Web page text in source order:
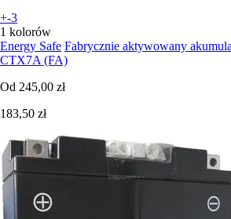
+-3
1 kolorów
Energy Safe Fabrycznie aktywowany
CTX7A (FA)
Od 245,00 zł
183,50 zł